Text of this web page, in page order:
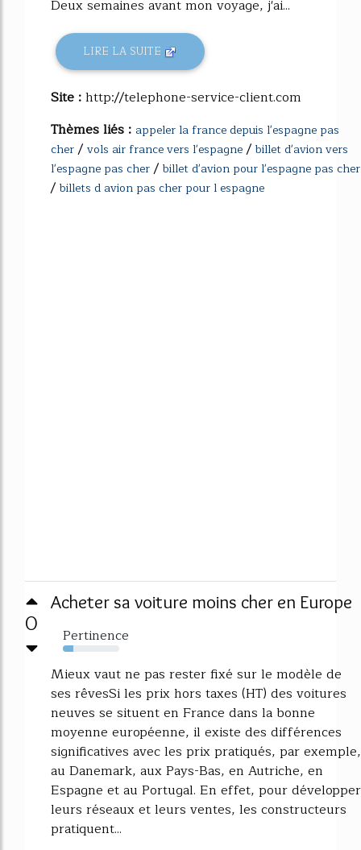
Deux semaines avant mon voyage, j'ai...
LIRE LA SUITE
Site :http://telephone-service-client.com
Thèmes liés : appeler la france depuis l'espagne pas
cher/ vols air france vers l'espagne/ billet d'avion vers
l'espagne pas cher/ billet d'avion pour l'espagne pas cher
/ billets d avion pas cher pour l espagne
0
Acheter sa voiture moins cher en Europe
Pertinence
19%
Mieux vaut ne pas rester fixé sur le modèle de
ses rêvesSi les prix hors taxes (HT) des voitures
neuves se situent en France dans la bonne
moyenne européenne, il existe des différences
significatives avec les prix pratiqués, par exemple,
au Danemark, aux Pays-Bas, en Autriche, en
Espagne et au Portugal. En effet, pour développer
leurs réseaux et leurs ventes, les constructeurs
pratiquent...